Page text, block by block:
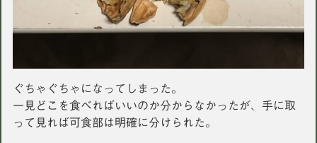
ぐちゃぐちゃになってしまった。
一見どこを食べればいいのか分からなかったが、手に取
って見れば可食部は明確に分けられた。